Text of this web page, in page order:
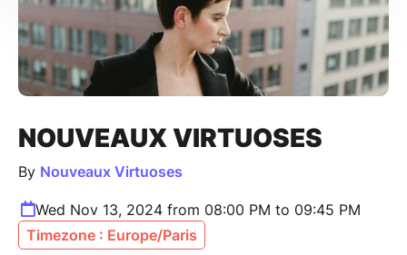
NOUVEAUX VIRTUOSES
By Nouveaux Virtuoses
Wed Nov 13, 2024 from 08:00 PM to 09:45 PM
Timezone : Europe/Paris